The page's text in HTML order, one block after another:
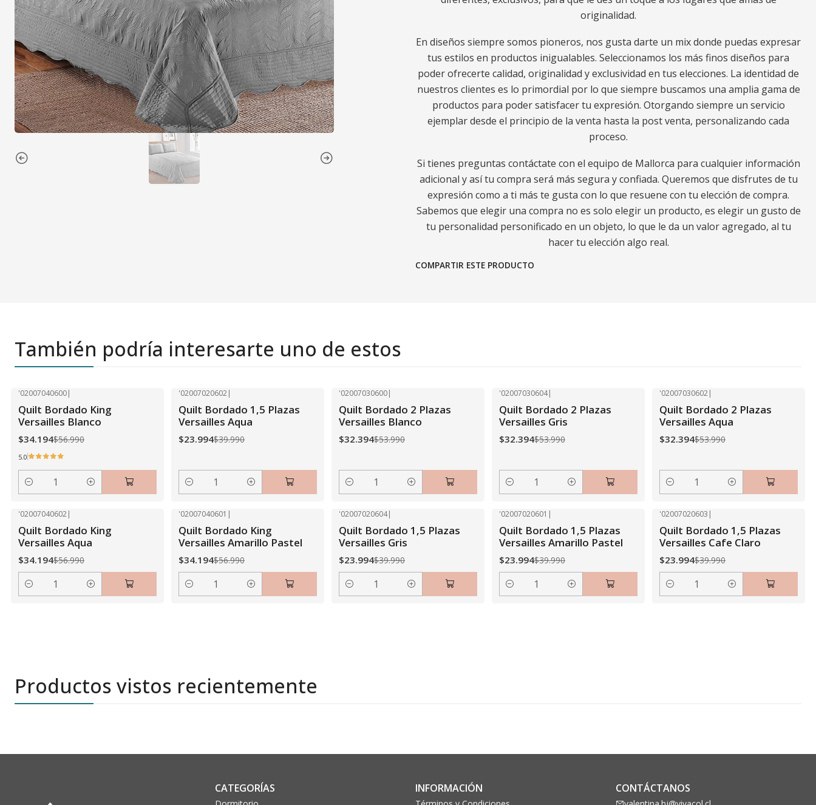
originalidad.
En diseños siempre somos pioneros, nos gusta darte un mix donde puedas expresar
tus estilos en productos inigualables. Seleccionamos los más finos diseños para
poder ofrecerte calidad, originalidad y exclusividad en tus elecciones. La identidad de
nuestros clientes es lo primordial por lo que siempre buscamos una amplia gama de
productos para poder satisfacer tu expresión. Otorgando siempre un servicio
ejemplar desde el principio de la venta hasta la post venta, personalizando cada
proceso.
Si tienes preguntas contáctate con el equipo de Mallorca para cualquier información
adicional y así tu compra será más segura y confiada. Queremos que disfrutes de tu
expresión como a ti más te gusta con lo que resuene con tu elección de compra.
Sabemos que elegir una compra no es solo elegir un producto, es elegir un gusto de
tu personalidad personificado en un objeto, lo que le da un valor agregado, al tu
hacer tu elección algo real.
COMPARTIR ESTE PRODUCTO
También podría interesarte uno de estos
'02007040600|
Quilt Bordado King
Versailles Blanco
$34.194$56.990
5.0
Cantidad
'02007020602|
Quilt Bordado 1,5 Plazas
Versailles Aqua
$23.994$39.990
Cantidad
'02007030600|
Quilt Bordado 2 Plazas
Versailles Blanco
$32.394$53.990
Cantidad
'02007030604|
Quilt Bordado 2 Plazas
Versailles Gris
$32.394$53.990
Cantidad
'02007030602|
Quilt Bordado 2 Plazas
Versailles Aqua
$32.394$53.990
Cantidad
'02007040602|
Quilt Bordado King
Versailles Aqua
$34.194$56.990
Cantidad
'02007040601 |
Quilt Bordado King
Versailles Amarillo Pastel
$34.194$56.990
Cantidad
'02007020604|
Quilt Bordado 1,5 Plazas
Versailles Gris
$23.994$39.990
Cantidad
'02007020601 |
Quilt Bordado 1,5 Plazas
Versailles Amarillo Pastel
$23.994$39.990
Cantidad
'02007020603 |
Quilt Bordado 1,5 Plazas
Versailles Cafe Claro
$23.994$39.990
Cantidad
Productos vistos recientemente
CATEGORÍAS INFORMACIÓN CONTÁCTANOS